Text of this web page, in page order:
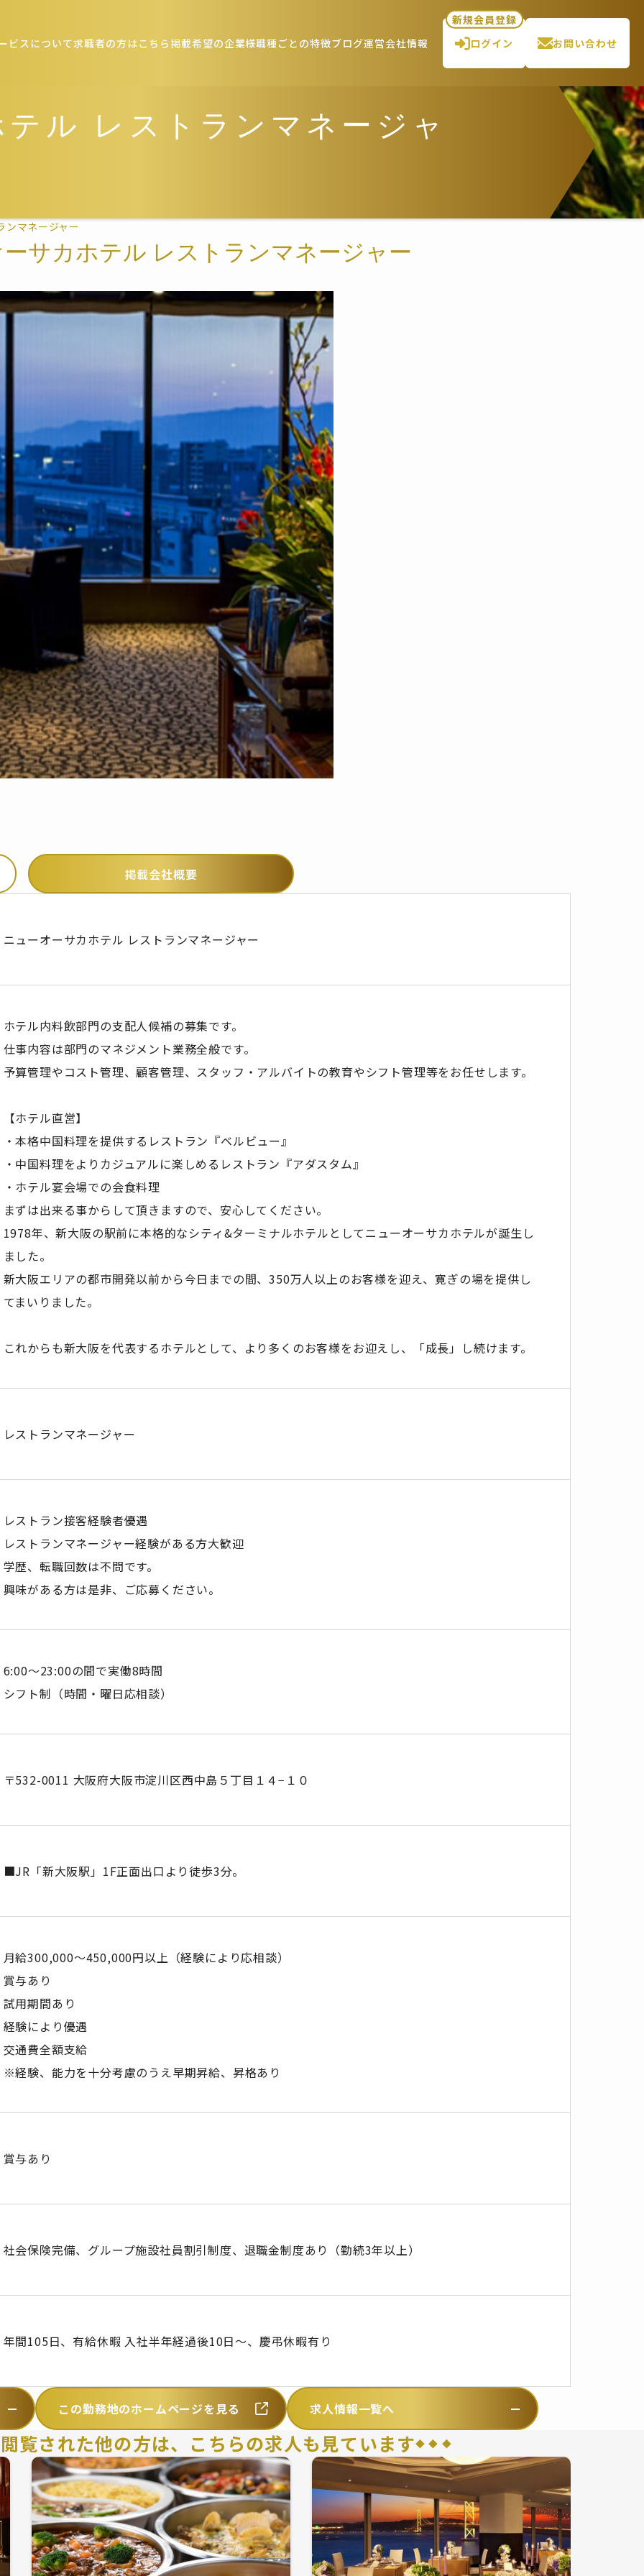
ビスについて求職者の方はこちら 掲載希望の企業様職種ごとの特徴ブログ運営会社情報
新規会員登録
ログイン
お問い合わせ
ル レストランマネージャ
ンマネージャー
サカホテル レストランマネージャー
掲載会社概要
ニューオーサカホテル レストランマネージャー
ホテル内料飲部門の支配人候補の募集です。
仕事内容は部門のマネジメント業務全般です。
予算管理やコスト管理、顧客管理、スタッフ・アルバイトの教育やシフト管理等をお任せします。
【ホテル直営】
・本格中国料理を提供するレストラン『ベルビュー』
・中国料理をよりカジュアルに楽しめるレストラン『アダスタム』
・ホテル宴会場での会食料理
まずは出来る事からして頂きますので、安心してください。
1978年、新大阪の駅前に本格的なシティ&ターミナルホテルとしてニューオーサカホテルが誕生し
ました。
新大阪エリアの都市開発以前から今日までの間、350万人以上のお客様を迎え、寛ぎの場を提供し
てまいりました。
これからも新大阪を代表するホテルとして、より多くのお客様をお迎えし、「成長」し続けます。
レストランマネージャー
レストラン接客経験者優遇
レストランマネージャー経験がある方大歓迎
学歴、転職回数は不問です。
興味がある方は是非、ご応募ください。
6:00～23:00の間で実働8時間
シフト制（時間・曜日応相談）
〒532-0011 大阪府大阪市淀川区西中島５丁目１４−１０
■JR「新大阪駅」1F正面出口より徒歩3分。
月給300,000〜450,000円以上（経験により応相談）
賞与あり
試用期間あり
経験により優遇
交通費全額支給
※経験、能力を十分考慮のうえ早期昇給、昇格あり
賞与あり
社会保険完備、グループ施設社員割引制度、退職金制度あり（勤続3年以上）
年間105日、有給休暇 入社半年経過後10日～、慶弔休暇有り
この勤務地のホームページを見る 求人情報一覧へ
覧された他の方は、 こちらの求人も見ています